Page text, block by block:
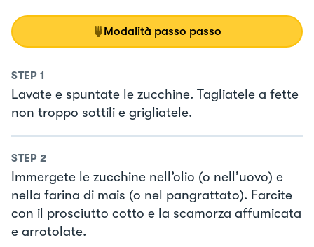
Modalità passo passo
STEP 1
Lavate e spuntate le zucchine. Tagliatele a fette
non troppo sottili e grigliatele.
STEP 2
Immergete le zucchine nell’olio (o nell’uovo) e
nella farina di mais (o nel pangrattato). Farcite
con il prosciutto cotto e la scamorza affumicata
e arrotolate.